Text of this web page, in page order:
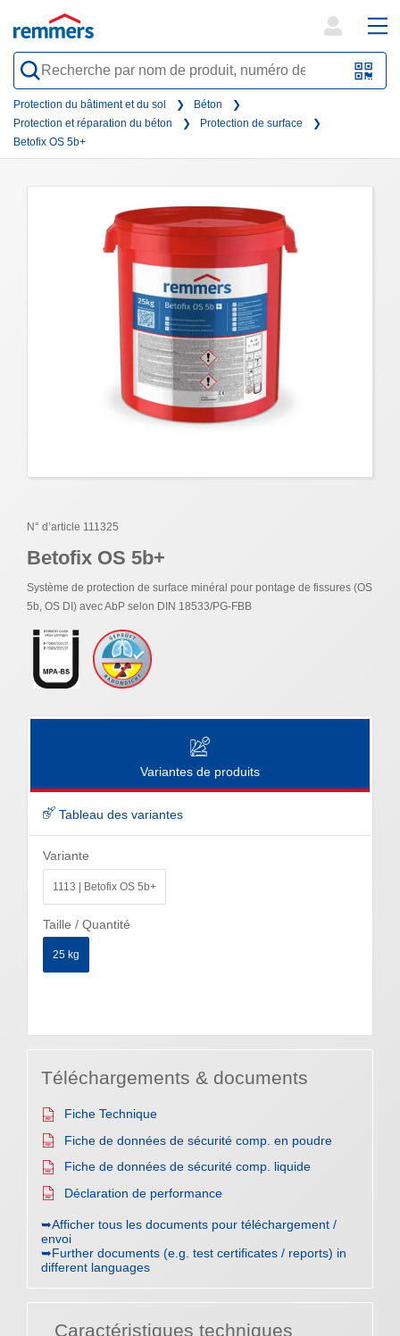
QR-
search
form
Protection du bâtiment et du sol
Béton
Protection et réparation du béton
Protection de surface
Betofix OS 5b+
N° d’article 111325
Betofix OS 5b+
Système de protection de surface minéral pour pontage de fissures (OS
5b, OS DI) avec AbP selon DIN 18533/PG-FBB
Variantes de produits
Tableau des variantes
Variante
1113 | Betofix OS 5b+
Taille / Quantité
25 kg
Téléchargements & documents
Fiche Technique
Fiche de données de sécurité comp. en poudre
Fiche de données de sécurité comp. liquide
Déclaration de performance
➥Afficher tous les documents pour téléchargement /
envoi
➥Further documents (e.g. test certificates / reports) in
different languages
Caractéristiques techniques